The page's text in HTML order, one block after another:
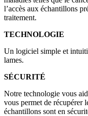
l’accès aux échantillons
traitement.
TECHNOLOGIE
Un logiciel simple et
lames.
SÉCURITÉ
Notre technologie vous
vous permet de récupérer
échantillons sont en